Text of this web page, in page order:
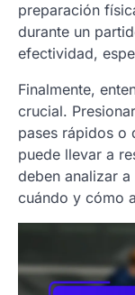
preparación
durante un
efectividad,
Finalmente,
crucial.
pases rápidos o
puede llevar a
deben analizar
cuándo y cómo